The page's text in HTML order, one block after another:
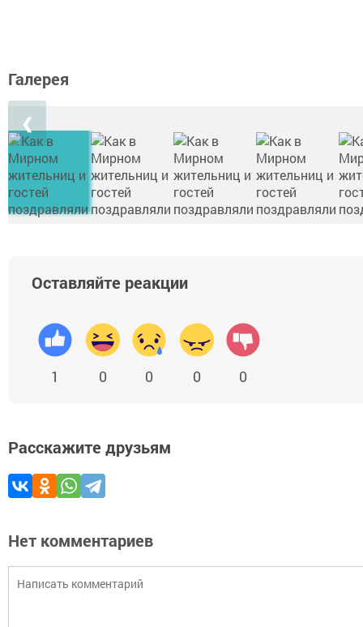
Галерея
❮
Оставляйте реакции
1 0 0 0 0
Расскажите друзьям
Нет комментариев